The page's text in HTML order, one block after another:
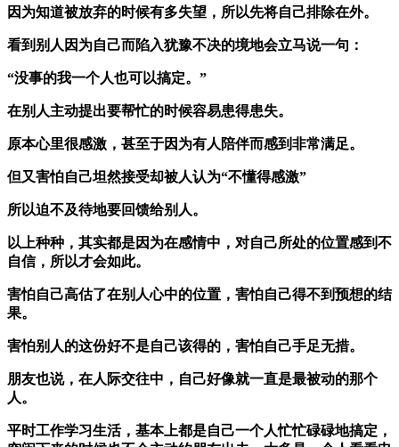
因为知道被放弃的时候有多失望，所以先将自己排除在外。
看到别人因为自己而陷入犹豫不决的境地会立马说一句：
“没事的我一个人也可以搞定。”
在别人主动提出要帮忙的时候容易患得患失。
原本心里很感激，甚至于因为有人陪伴而感到非常满足。
但又害怕自己坦然接受却被人认为“不懂得感激”
所以迫不及待地要回馈给别人。
以上种种，其实都是因为在感情中，对自己所处的位置感到不
自信，所以才会如此。
害怕自己高估了在别人心中的位置，害怕自己得不到预想的结
果。
害怕别人的这份好不是自己该得的，害怕自己手足无措。
朋友也说，在人际交往中，自己好像就一直是最被动的那个
人。
平时工作学习生活，基本上都是自己一个人忙忙碌碌地搞定，